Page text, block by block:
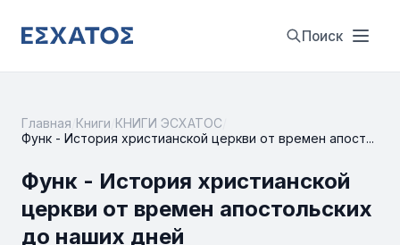
Поиск
Главная Книги КНИГИ ЭСХАТОС
Функ - История христианской церкви от времен апост...
Функ - История христианской
церкви от времен апостольских
до наших дней